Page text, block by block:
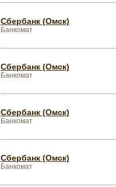
Сбербанк (Омск)
Банкомат
Сбербанк (Омск)
Банкомат
Сбербанк (Омск)
Банкомат
Сбербанк (Омск)
Банкомат